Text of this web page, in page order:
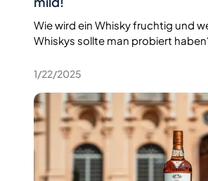
Wie wird ein Whisky fruchtig und
Whiskys sollte man probiert
1/22/2025